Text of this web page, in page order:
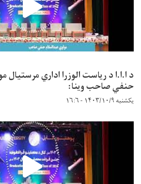
د ا.ا.ا د ریاست الوزرا اداري مرستیال
حنفي صاحب وینا:
یکشنبه ۱۴۰۳/۱۰/۹ - ۱۶:۶